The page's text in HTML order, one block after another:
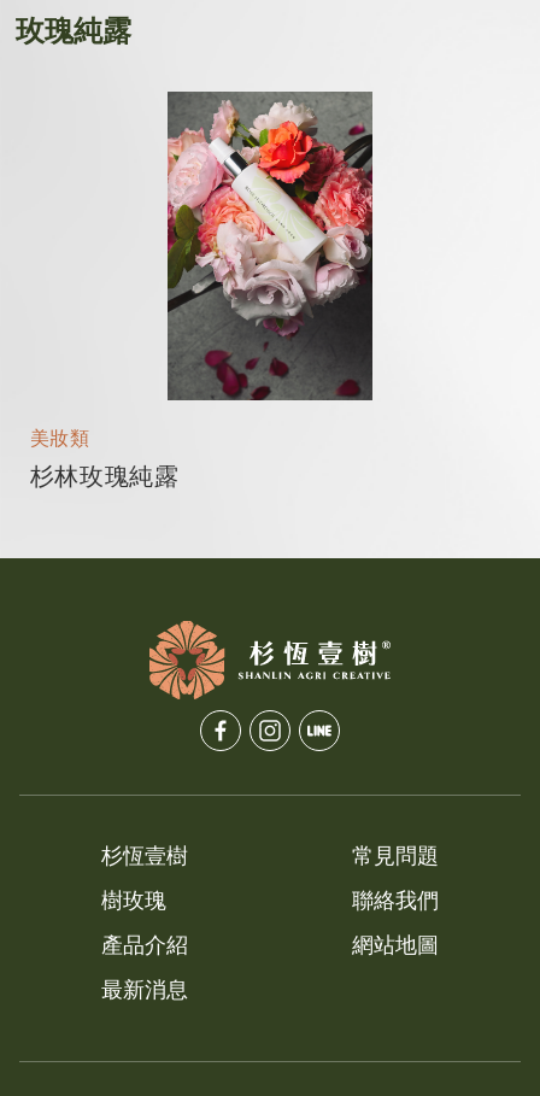
玫瑰純露
美妝類
杉林玫瑰純露
杉恆壹樹
樹玫瑰
產品介紹
最新消息
常見問題
聯絡我們
網站地圖